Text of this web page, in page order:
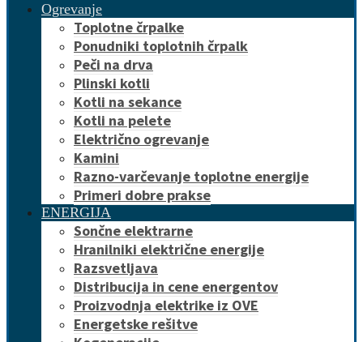
Ogrevanje
Toplotne črpalke
Ponudniki toplotnih črpalk
Peči na drva
Plinski kotli
Kotli na sekance
Kotli na pelete
Električno ogrevanje
Kamini
Razno-varčevanje toplotne energije
Primeri dobre prakse
ENERGIJA
Sončne elektrarne
Hranilniki električne energije
Razsvetljava
Distribucija in cene energentov
Proizvodnja elektrike iz OVE
Energetske rešitve